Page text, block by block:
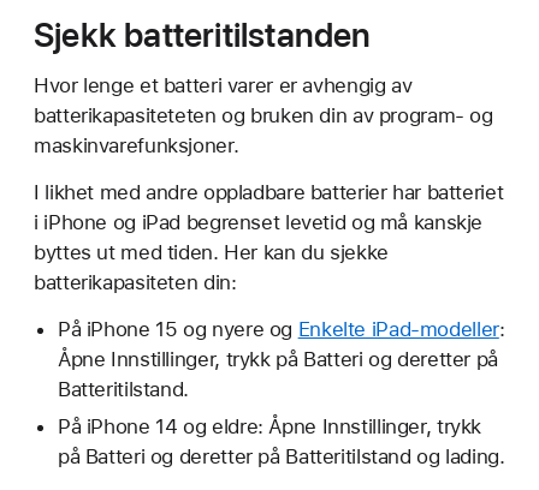
Sjekk batteritilstanden
Hvor lenge et batteri varer er avhengig av
batterikapasiteteten og bruken din av program- og
maskinvarefunksjoner.
I likhet med andre oppladbare batterier har batteriet
i iPhone og iPad begrenset levetid og må kanskje
byttes ut med tiden. Her kan du sjekke
batterikapasiteten din:
På iPhone 15 og nyere og Enkelte iPad-modeller:
Åpne Innstillinger, trykk på Batteri og deretter på
Batteritilstand.
På iPhone 14 og eldre: Åpne Innstillinger, trykk
på Batteri og deretter på Batteritilstand og lading.